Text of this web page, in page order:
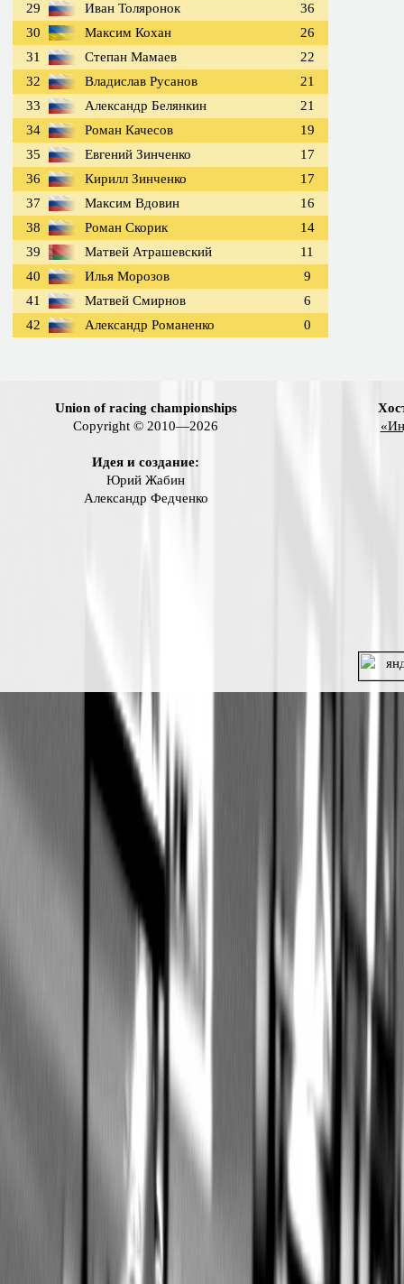
29
Иван Толяронок
36
30
Максим Кохан
26
31
Степан Мамаев
22
32
Владислав Русанов
21
33
Александр Белянкин
21
34
Роман Качесов
19
35
Евгений Зинченко
17
36
Кирилл Зинченко
17
37
Максим Вдовин
16
38
Роман Скорик
14
39
Матвей Атрашевский
11
40
Илья Морозов
9
41
Матвей Смирнов
6
42
Александр Романенко 0
Union of racing championships
Copyright © 2010—2026
Идея и создание:
Юрий Жабин
Александр Федченко